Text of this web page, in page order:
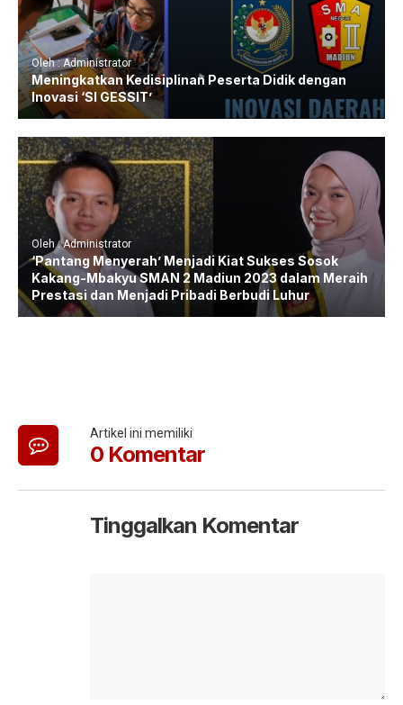
Oleh : Administrator
Meningkatkan Kedisiplinan Peserta Didik dengan
Inovasi ‘SI GESSIT’
Oleh : Administrator
‘Pantang Menyerah’ Menjadi Kiat Sukses Sosok
Kakang-Mbakyu SMAN 2 Madiun 2023 dalam Meraih
Prestasi dan Menjadi Pribadi Berbudi Luhur
Artikel ini memiliki
0 Komentar
Tinggalkan Komentar